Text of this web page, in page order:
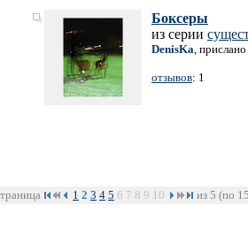
Боксеры
из серии
DenisKa,
отзывов: 1
1 2 3 4 5 6 7 8 9 10 из 5 (по